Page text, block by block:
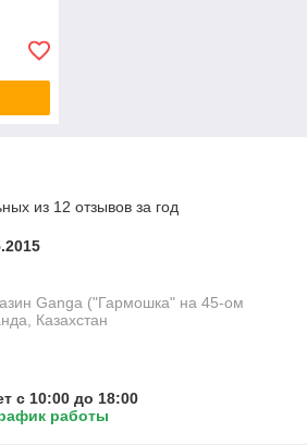
из 12 отзывов за год
Ganga ("Гармошка" на 45-ом
Казахстан
с 10:00 до 18:00
работы